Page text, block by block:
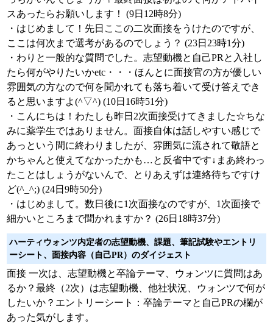
スあったらお願いします！ (9日12時8分)
・はじめまして！先日ここの二次面接をうけたのですが、
ここは何次まで選考があるのでしょう？ (23日23時1分)
・わりと一般的な質問でした。志望動機と自己PRと入社し
たら何がやりたいかetc・・・ほんとに面接官の方が優しい
雰囲気の方なので何を聞かれても落ち着いて受け答えでき
ると思いますよ(^▽^) (10日16時51分)
・こんにちは！わたしも昨日2次面接受けてきました☆ちな
みに薬学生ではありません。面接自体は話しやすい感じで
あっという間に終わりましたが、雰囲気に流されて敬語と
かちゃんと使えてなかったかも…と反省中です↓まあ終わっ
たことはしょうがないんで、とりあえずは連絡待ちですけ
ど(^_^;) (24日9時50分)
・はじめまして。数日後に1次面接なのですが、1次面接で
細かいところまで聞かれますか？ (26日18時37分)
ハーティウォンツ内定者の志望動機、課題、筆記試験やエントリ
ーシート、面接内容（自己PR）のダイジェスト
面接 一次は、志望動機と卒論テーマ、ウォンツに質問はあ
るか？最終（2次）は志望動機、他社状況、ウォンツで何が
したいか？エントリーシート：卒論テーマと自己PRの欄が
あった気がします。